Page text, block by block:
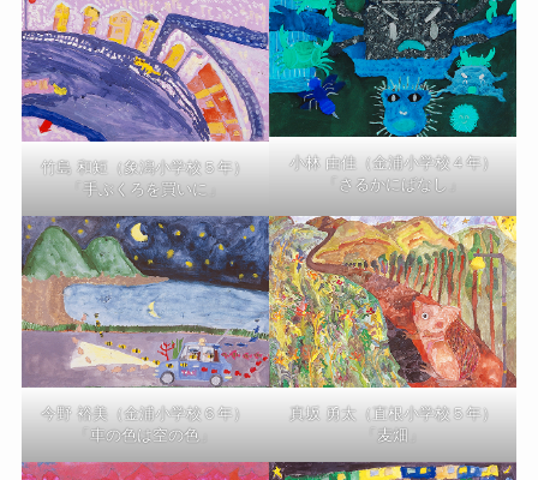
竹島 和矩（象潟小学校５年）
「手ぶくろを買いに」
小林 由佳（金浦小学校４年）
「さるかにばなし」
今野 裕美（金浦小学校６年）
「車の色は空の色」
真坂 勇太（直根小学校５年）
「麦畑」